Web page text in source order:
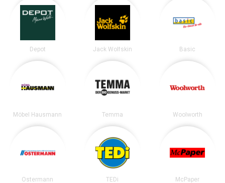
Depot Jack Wolfskin Basic
Möbel Hausmann Temma Woolworth
Ostermann TEDi McPaper